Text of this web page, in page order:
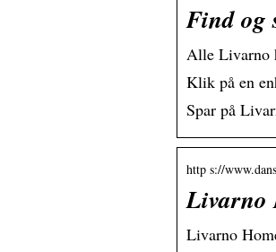
Find og
Alle Livarno
Klik på en
Spar på
http s://
Livarno
Livarno